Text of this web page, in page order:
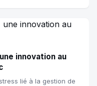
innovation au
lié à la gestion de